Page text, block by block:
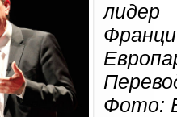
Фото: